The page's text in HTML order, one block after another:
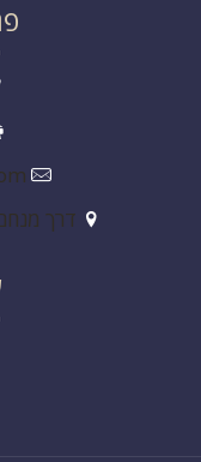
דרך מנחם בגין 53 תל